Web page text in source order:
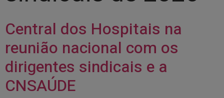
Central dos Hospitais na
reunião nacional com os
dirigentes sindicais e a
CNSAÚDE